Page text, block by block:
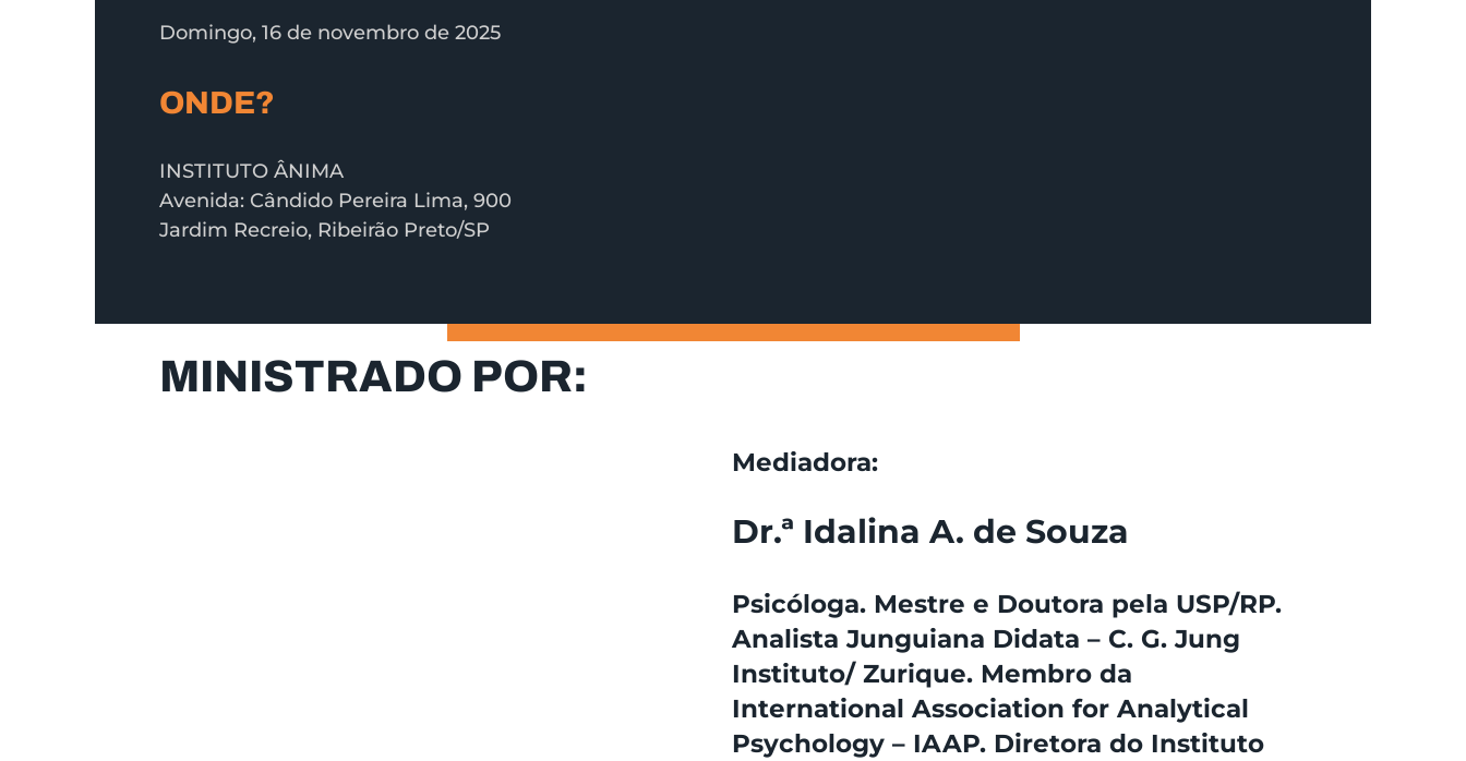
Domingo, 16 de novembro de 2025
ONDE?
INSTITUTO ÂNIMA
Avenida: Cândido Pereira Lima, 900
Jardim Recreio, Ribeirão Preto/SP
MINISTRADO POR:
Mediadora:
Dr.ª Idalina A. de Souza
Psicóloga. Mestre e Doutora pela USP/RP.
Analista Junguiana Didata – C. G. Jung
Instituto/ Zurique. Membro da
International Association for Analytical
Psychology – IAAP. Diretora do Instituto